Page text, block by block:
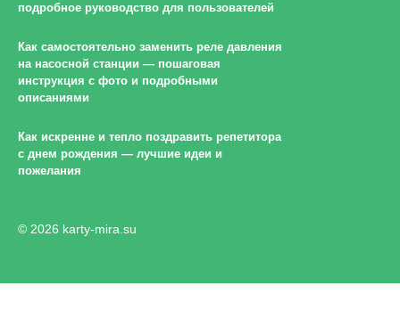
подробное руководство для пользователей
Как самостоятельно заменить реле давления
на насосной станции — пошаговая
инструкция с фото и подробными
описаниями
Как искренне и тепло поздравить репетитора
с днем рождения — лучшие идеи и
пожелания
© 2026 karty-mira.su